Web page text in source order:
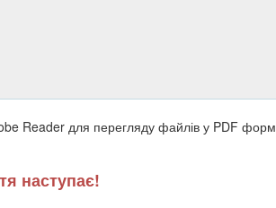
Reader для перегляду файлів у PDF
наступає!